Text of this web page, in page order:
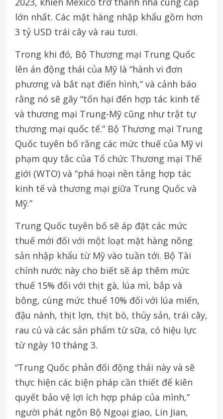
lớn nhất. Các mặt hàng nhập khẩu gồm hơn
3 tỷ USD trái cây và rau tươi.
Trong khi đó, Bộ Thương mại Trung Quốc
lên án động thái của Mỹ là “hành vi đơn
phương và bắt nạt điển hình,” và cảnh báo
rằng nó sẽ gây “tổn hại đến hợp tác kinh tế
và thương mại Trung-Mỹ cũng như trật tự
thương mại quốc tế.” Bộ Thương mại Trung
Quốc tuyên bố rằng các mức thuế của Mỹ vi
phạm quy tắc của Tổ chức Thương mại Thế
giới (WTO) và “phá hoại nền tảng hợp tác
kinh tế và thương mại giữa Trung Quốc và
Mỹ.”
Trung Quốc tuyên bố sẽ áp đặt các mức
thuế mới đối với một loạt mặt hàng nông
sản nhập khẩu từ Mỹ vào tuần tới. Bộ Tài
chính nước này cho biết sẽ áp thêm mức
thuế 15% đối với thịt gà, lúa mì, bắp và
bông, cùng mức thuế 10% đối với lúa miến,
đậu nành, thịt lợn, thịt bò, thủy sản, trái cây,
rau củ và các sản phẩm từ sữa, có hiệu lực
từ ngày 10 tháng 3.
“Trung Quốc phản đối động thái này và sẽ
thực hiện các biện pháp cần thiết để kiên
quyết bảo vệ lợi ích hợp pháp của mình,”
người phát ngôn Bộ Ngoại giao, Lin Jian,